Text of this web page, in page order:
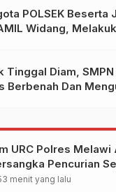
POLSEK Beserta
Widang,
Tinggal Diam, SMPN
Berbenah Dan
URC Polres Melawi
Pencurian
Paal
menit yang lalu